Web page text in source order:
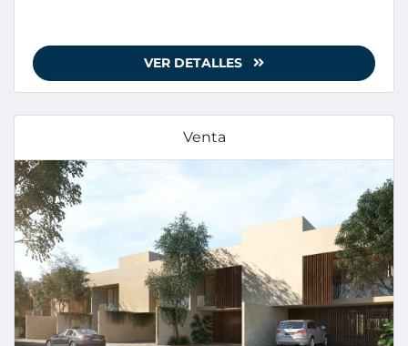
VER DETALLES
Venta